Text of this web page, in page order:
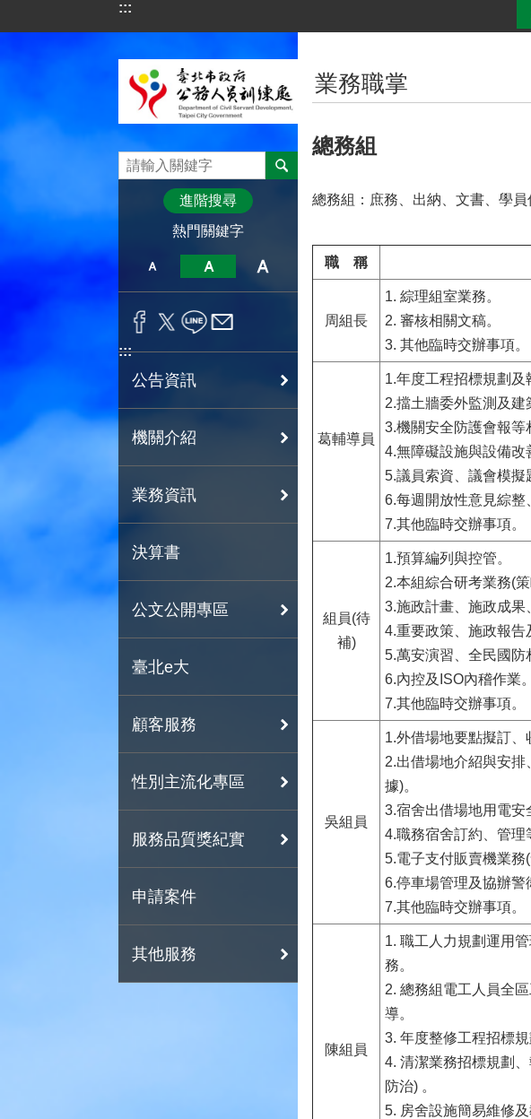
跳到主要內容區塊
:::
進階搜尋
熱門關鍵字
:::
公告資訊
機關介紹
業務資訊
決算書
公文公開專區
臺北e大
顧客服務
性別主流化專區
服務品質獎紀實
申請案件
其他服務
業務職掌
總務組
總務組：庶務、出納、文書、學
職 稱
周組長
1. 綜理組室業務。
2. 審核相關文稿。
3. 其他臨時交辦事項。
葛輔導員
1.年度工程招標規劃及
2.擋土牆委外監測及建
3.機關安全防護會報等
4.無障礙設施與設備改
5.議員索資、議會模擬
6.每週開放性意見綜整
7.其他臨時交辦事項。
組員(待
補)
1.預算編列與控管。
2.本組綜合研考業務(
3.施政計畫、施政成果
4.重要政策、施政報告
5.萬安演習、全民國防
6.內控及ISO內稽作業。
7.其他臨時交辦事項。
吳組員
1.外借場地要點擬訂、
2.出借場地介紹與安
據)。
3.宿舍出借場地用電安
4.職務宿舍訂約、管理
5.電子支付販賣機業務(
6.停車場管理及協辦警
7.其他臨時交辦事項。
陳組員
1. 職工人力規劃運用
務。
2. 總務組電工人員全
導。
3. 年度整修工程招標
4. 清潔業務招標規劃
防治) 。
5. 房舍設施簡易維修